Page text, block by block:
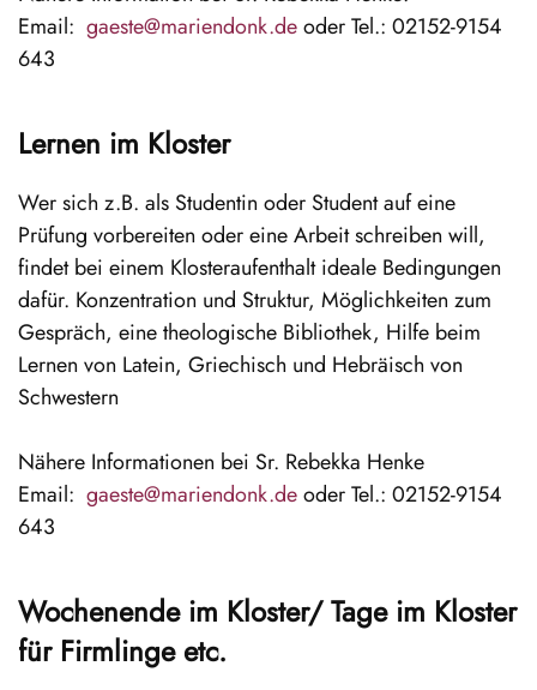
Email: gaeste@mariendonk.deoder Tel.: 02152-9154
643
Lernen im Kloster
Wer sich z.B. als Studentin oder Student auf eine
Prüfung vorbereiten oder eine Arbeit schreiben will,
findet bei einem Klosteraufenthalt ideale Bedingungen
dafür. Konzentration und Struktur, Möglichkeiten zum
Gespräch, eine theologische Bibliothek, Hilfe beim
Lernen von Latein, Griechisch und Hebräisch von
Schwestern
Nähere Informationen bei Sr. Rebekka Henke
Email: gaeste@mariendonk.deoder Tel.: 02152-9154
643
Wochenende im Kloster/ Tage im Kloster
für Firmlinge etc.